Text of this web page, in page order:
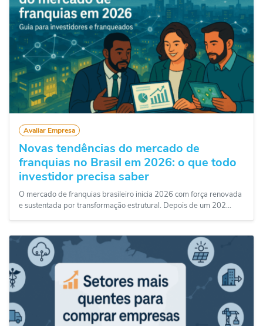
Avaliar Empresa
Novas tendências do mercado de
franquias no Brasil em 2026: o que todo
investidor precisa saber
O mercado de franquias brasileiro inicia 2026 com força renovada
e sustentada por transformação estrutural. Depois de um 202...